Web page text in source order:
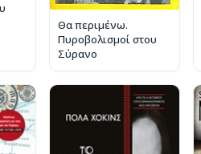
Θα περιμένω.
Πυροβολισμοί στου
Σύρανο